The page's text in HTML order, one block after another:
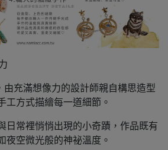
由充滿想像力的設計師親自構思造型
工方式描繪每一道細節。
日常裡悄悄出現的小奇蹟，作品既有
夜空微光般的神祕溫度。